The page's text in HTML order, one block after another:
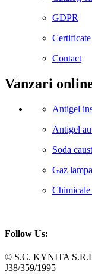
GDPR
Certificate
Contact
Vanzari
Antigel
Antigel
Soda
Gaz
Chimicale
Follow Us:
Facebook
Whatsapp
© S.C. KYNITA
J38/359/1995